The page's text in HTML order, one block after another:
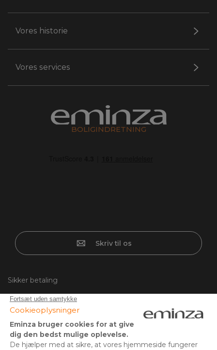
Vores historie
Vores services
BOLIGINDRETNING
Skriv til os
Sikker betaling
Kreditkort, PayPal, bankoverførsel, 3x eller 4x, Google/Apple
Pay, Mobilepay.